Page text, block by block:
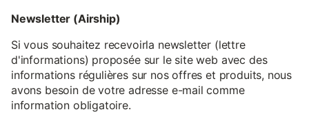
Newsletter (Airship)
Si vous souhaitez recevoirla newsletter (lettre
d'informations) proposée sur le site web avec des
informations régulières sur nos offres et produits, nous
avons besoin de votre adresse e-mail comme
information obligatoire.